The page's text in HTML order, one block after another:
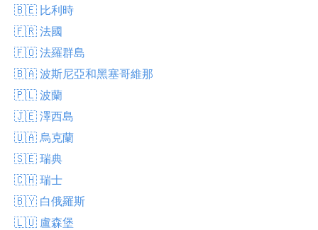
🇧🇪 比利時
🇫🇷 法國
🇫🇴 法羅群島
🇧🇦 波斯尼亞和黑塞哥維那
🇵🇱 波蘭
🇯🇪 澤西島
🇺🇦 烏克蘭
🇸🇪 瑞典
🇨🇭 瑞士
🇧🇾 白俄羅斯
🇱🇺 盧森堡